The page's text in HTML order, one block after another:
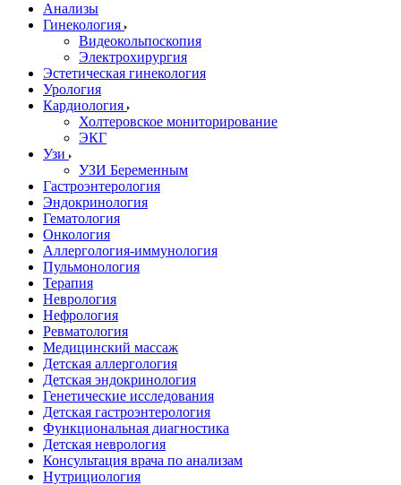
Анализы
Гинекология
Видеокольпоскопия
Электрохирургия
Эстетическая гинекология
Урология
Кардиология
Холтеровское мониторирование
ЭКГ
Узи
УЗИ Беременным
Гастроэнтерология
Эндокринология
Гематология
Онкология
Аллергология-иммунология
Пульмонология
Терапия
Неврология
Нефрология
Ревматология
Медицинский массаж
Детская аллергология
Детская эндокринология
Генетические исследования
Детская гастроэнтерология
Функциональная диагностика
Детская неврология
Консультация врача по анализам
Нутрициология